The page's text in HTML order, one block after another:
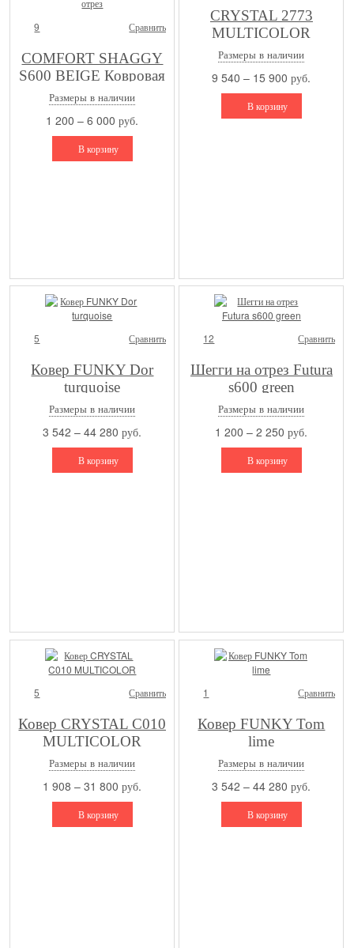
9 Сравнить
COMFORT SHAGGY
S600 BEIGE Ковровая
дорожка и ковролин
на отрез
Размеры в наличии
1 200 – 6 000 руб.
В корзину
CRYSTAL 2773
MULTICOLOR
Размеры в наличии
9 540 – 15 900 руб.
В корзину
5 Сравнить
Ковер FUNKY Dor
turquoise
Размеры в наличии
3 542 – 44 280 руб.
В корзину
12 Сравнить
Шегги на отрез Futura
s600 green
Размеры в наличии
1 200 – 2 250 руб.
В корзину
5 Сравнить
Ковер CRYSTAL C010
MULTICOLOR
Размеры в наличии
1 908 – 31 800 руб.
В корзину
1 Сравнить
Ковер FUNKY Tom
lime
Размеры в наличии
3 542 – 44 280 руб.
В корзину